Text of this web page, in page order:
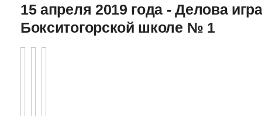
15 апреля 2019 года - Делова
Бокситогорской школе № 1